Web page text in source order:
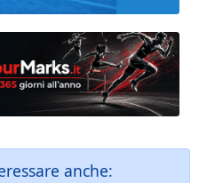
anche: